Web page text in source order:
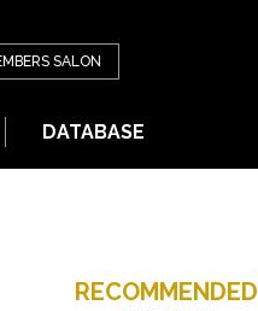
SALON
DATABASE
RECOMMENDED